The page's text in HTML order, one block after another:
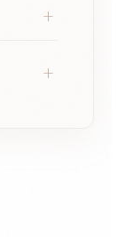
+
早預訂
+